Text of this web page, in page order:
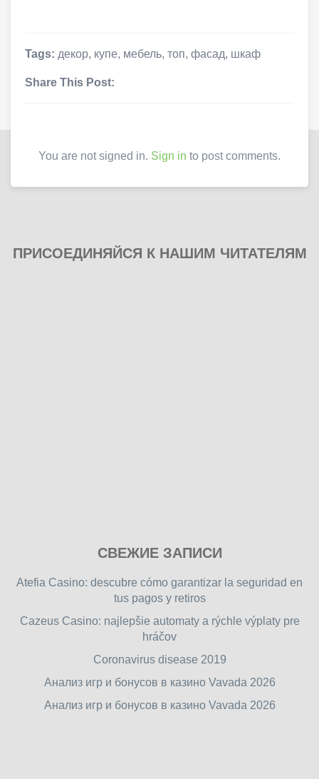
Tags: декор, купе, мебель, топ, фасад, шкаф
Share This Post:
You are not signed in. Sign in to post comments.
ПРИСОЕДИНЯЙСЯ К НАШИМ ЧИТАТЕЛЯМ
free
games
games.
СВЕЖИЕ ЗАПИСИ
Atefia Casino: descubre cómo garantizar la seguridad en
tus pagos y retiros
Cazeus Casino: najlepšie automaty a rýchle výplaty pre
hráčov
Coronavirus disease 2019
Анализ игр и бонусов в казино Vavada 2026
Анализ игр и бонусов в казино Vavada 2026